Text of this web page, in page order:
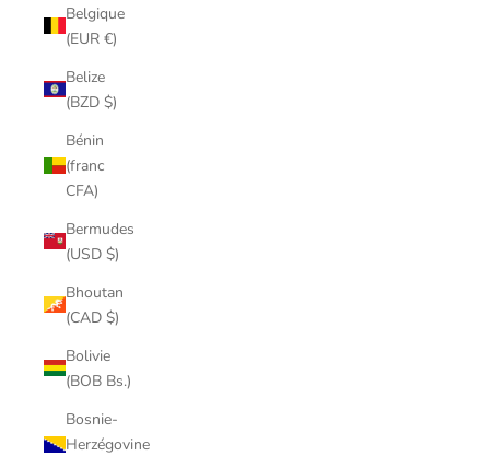
Belgique
(EUR €)
Belize
(BZD $)
Bénin
(franc
CFA)
Bermudes
(USD $)
Bhoutan
(CAD $)
Bolivie
(BOB Bs.)
Bosnie-
Herzégovine